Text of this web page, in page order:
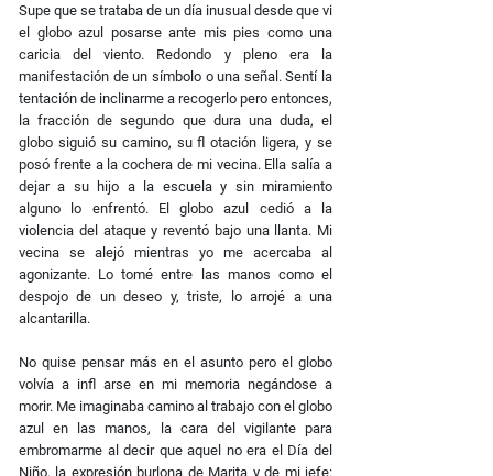
Supe que se trataba de un día inusual desde que vi
el globo azul posarse ante mis pies como una
caricia del viento. Redondo y pleno era la
manifestación de un símbolo o una señal. Sentí la
tentación de inclinarme a recogerlo pero entonces,
la fracción de segundo que dura una duda, el
globo siguió su camino, su ﬂ otación ligera, y se
posó frente a la cochera de mi vecina. Ella salía a
dejar a su hijo a la escuela y sin miramiento
alguno lo enfrentó. El globo azul cedió a la
violencia del ataque y reventó bajo una llanta. Mi
vecina se alejó mientras yo me acercaba al
agonizante. Lo tomé entre las manos como el
despojo de un deseo y, triste, lo arrojé a una
alcantarilla.
No quise pensar más en el asunto pero el globo
volvía a inﬂ arse en mi memoria negándose a
morir. Me imaginaba camino al trabajo con el globo
azul en las manos, la cara del vigilante para
embromarme al decir que aquel no era el Día del
Niño, la expresión burlona de Marita y de mi jefe: